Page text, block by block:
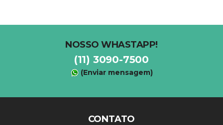
NOSSO WHASTAPP!
(11) 3090-7500
(Enviar mensagem)
CONTATO